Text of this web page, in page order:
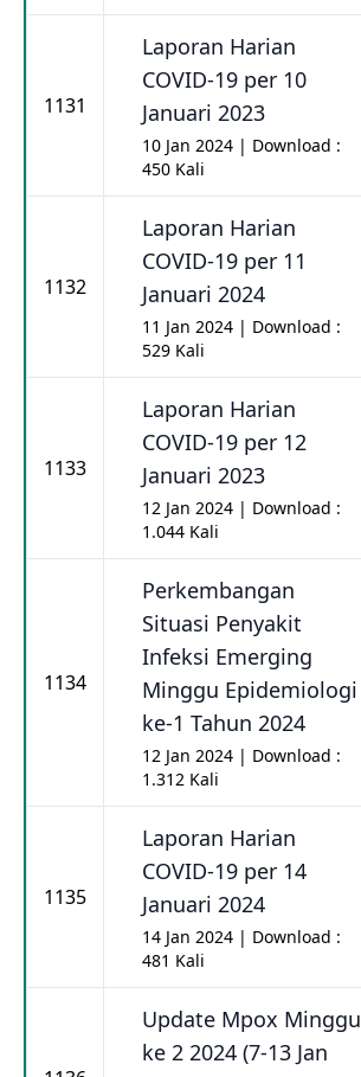
1131
Laporan Harian
COVID-19 per 10
Januari 2023
10 Jan 2024 | Download :
450 Kali
1132
Laporan Harian
COVID-19 per 11
Januari 2024
11 Jan 2024 | Download :
529 Kali
1133
Laporan Harian
COVID-19 per 12
Januari 2023
12 Jan 2024 | Download :
1.044 Kali
1134
Perkembangan
Situasi Penyakit
Infeksi Emerging
Minggu Epidemiologi
ke-1 Tahun 2024
12 Jan 2024 | Download :
1.312 Kali
1135
Laporan Harian
COVID-19 per 14
Januari 2024
14 Jan 2024 | Download :
481 Kali
Update Mpox Minggu
ke 2 2024 (7-13 Jan